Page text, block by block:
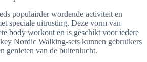
populairder wordende activiteit en
speciale uitrusting. Deze vorm van
body workout en is geschikt voor iedere
Nordic Walking-sets kunnen gebruikers
genieten van de buitenlucht.